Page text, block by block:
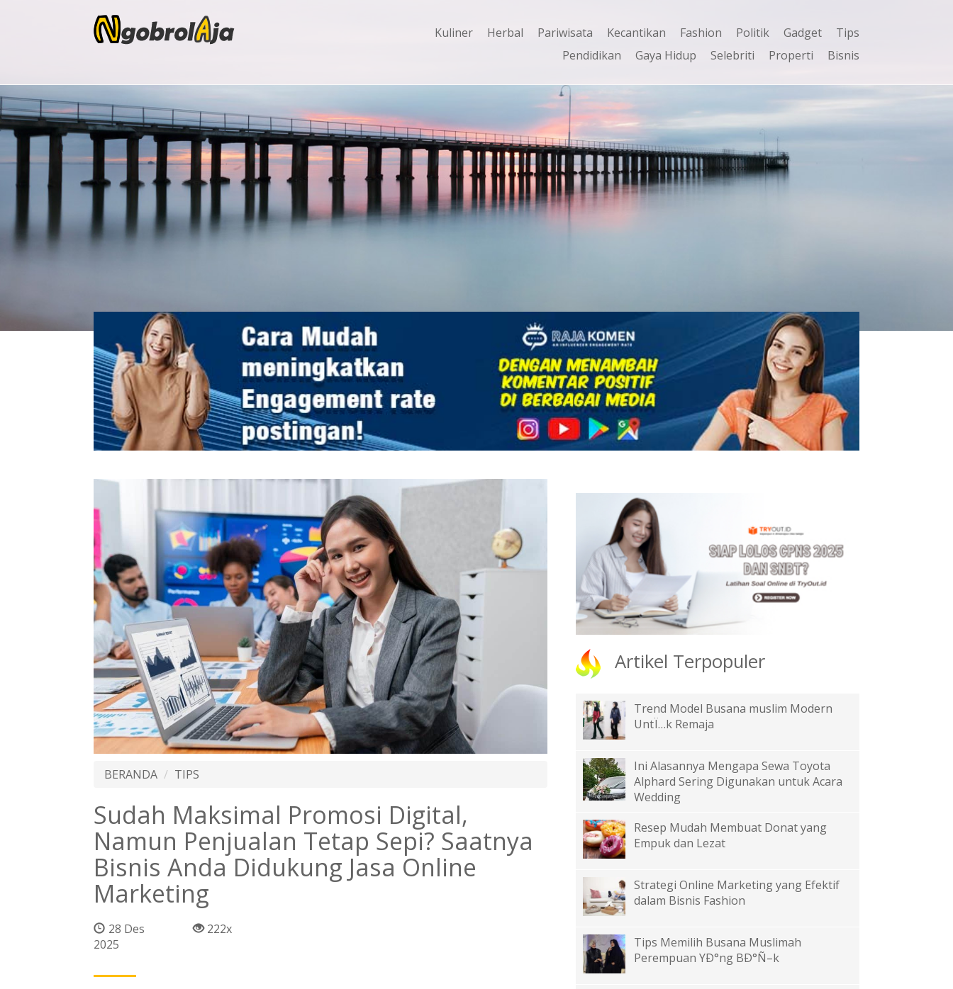
Kuliner Herbal Pariwisata Kecantikan Fashion Politik Gadget
Tips
Pendidikan
Gaya Hidup Selebriti Properti Bisnis
BERANDA TIPS
Sudah Maksimal Promosi Digital,
Namun Penjualan Tetap Sepi? Saatnya
Bisnis Anda Didukung Jasa Online
Marketing
28 Des
2025
222x
Artikel Terpopuler
Trend Model Busana muslim Modern
UntÏ…k Remaja
Ini Alasannya Mengapa Sewa Toyota
Alphard Sering Digunakan untuk Acara
Wedding
Resep Mudah Membuat Donat yang
Empuk dan Lezat
Strategi Online Marketing yang Efektif
dalam Bisnis Fashion
Tips Memilih Busana Muslimah
Perempuan YÐ°ng BÐ°Ñ–k